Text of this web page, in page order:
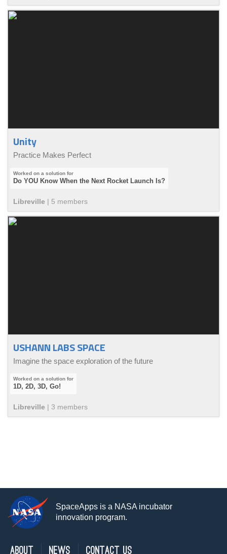
Unity
Practice Makes Perfect
Do YOU Know When the Next Rocket Launch Is?
Libreville | 5 members
USHANN LABS SPACE
Imagine the space exploration of the future
1D, 2D, 3D, Go!
Libreville | 3 members
SpaceApps is a NASA incubator
innovation program.
About News Contact Us